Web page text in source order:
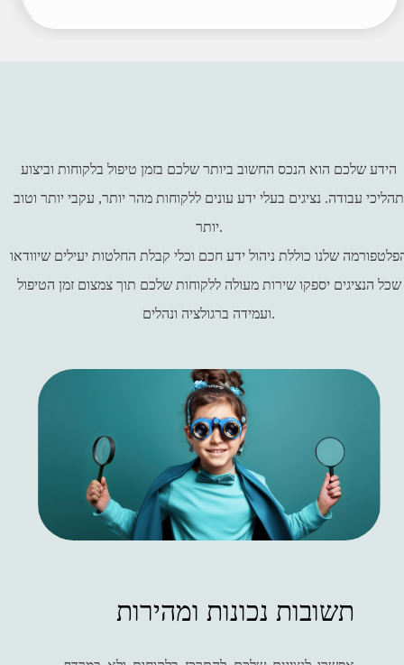
הידע שלכם הוא הנכס החשוב ביותר שלכם בזמן טיפול בלקוחות וביצוע
תהליכי עבודה. נציגים בעלי ידע עונים ללקוחות מהר יותר, עקבי יותר וטוב
יותר.
שלנו כוללת ניהול ידע חכם וכלי קבלת החלטות יעילים שיוודאו
שכל הנציגים יספקו שירות מעולה ללקוחות שלכם תוך צמצום זמן הטיפול
ועמידה ברגולציה ונהלים.
תשובות נכונות ומהירות